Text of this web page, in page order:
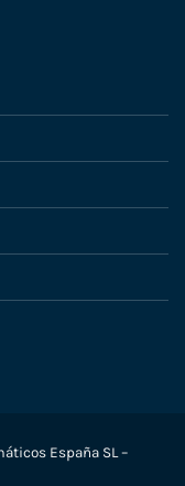
España SL –